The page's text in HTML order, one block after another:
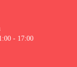
- 17:00